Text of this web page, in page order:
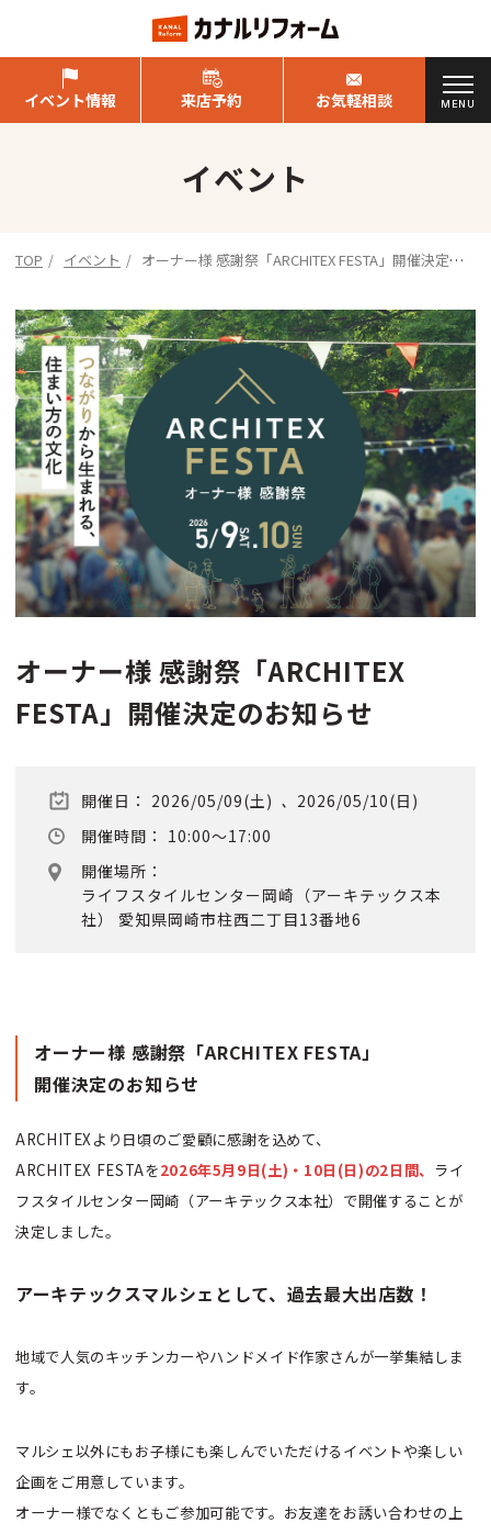
イベント情報 来店予約 お気軽相談 MENU
イベント
TOP イベント
オーナー様 感謝祭「ARCHITEX FESTA」開催決定の
オーナー様 感謝祭「ARCHITEX
FESTA」開催決定のお知らせ
開催日： 2026/05/09(土) 、 2026/05/10(日)
開催時間： 10:00～17:00
開催場所：
ライフスタイルセンター岡崎（アーキテックス本
社） 愛知県岡崎市柱西二丁目13番地6
オーナー様 感謝祭「ARCHITEX FESTA」
開催決定のお知らせ
ARCHITEXより日頃のご愛顧に感謝を込めて、
ARCHITEX FESTAを2026年5月9日(土)・10日(日)の2日間、 ライ
フスタイルセンター岡崎（アーキテックス本社）で開催することが
決定しました。
アーキテックスマルシェとして、過去最大出店数！
地域で人気のキッチンカーやハンドメイド作家さんが一挙集結しま
す。
マルシェ以外にもお子様にも楽しんでいただけるイベントや楽しい
企画をご用意しています。
オーナー様でなくともご参加可能です。お友達をお誘い合わせの上